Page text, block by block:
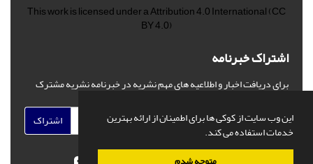
این وب سایت از کوکی ها برای اطمینان از ارائه بهترین
خدمات استفاده می کند.
This work is licensed under aAttribution 4.0 International(CC
BY 4.0)
اشتراک خبرنامه
برای دریافت اخبار و اطلاعیه های مهم نشریه در خبرنامه نشریه مشترک
اشتراک